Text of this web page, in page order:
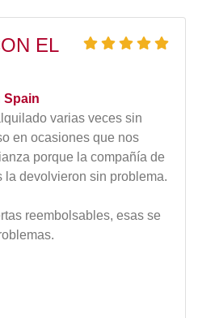
EL
Spain
varias veces sin
en ocasiones que nos
porque la compañía de
devolvieron sin problema.
reembolsables, esas se